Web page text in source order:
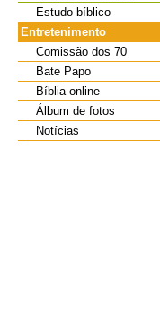
Estudo bíblico
Entretenimento
Comissão dos 70
Bate Papo
Bíblia online
Álbum de fotos
Notícias